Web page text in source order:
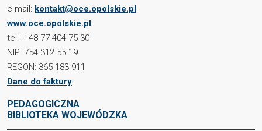
e-mail: kontakt@oce.opolskie.pl
www.oce.opolskie.pl
tel.: +48 77 404 75 30
NIP: 754 312 55 19
REGON: 365 183 911
Dane do faktury
PEDAGOGICZNA
BIBLIOTEKA WOJEWÓDZKA